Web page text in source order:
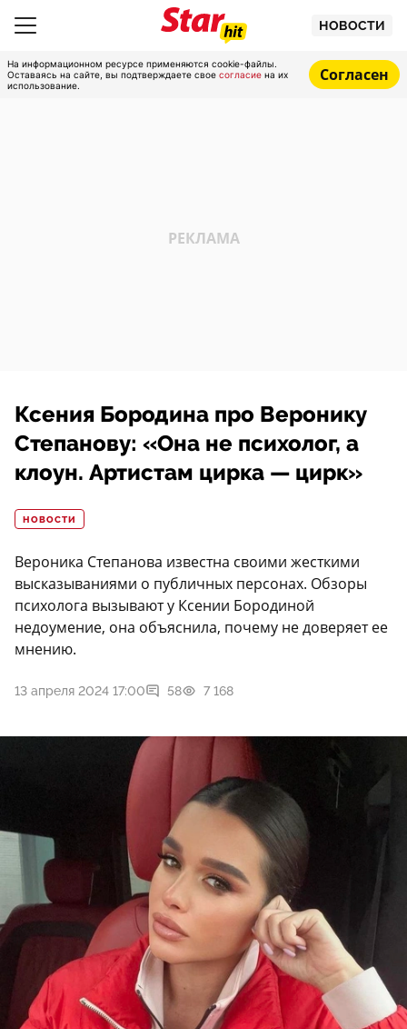
НОВОСТИ
На информационном ресурсе применяются cookie-файлы.
Оставаясь на сайте, вы подтверждаете свое согласие на их
использование.
Согласен
Ксения Бородина про Веронику
Степанову: «Она не психолог, а
клоун. Артистам цирка — цирк»
НОВОСТИ
Вероника Степанова известна своими жесткими
высказываниями о публичных персонах. Обзоры
психолога вызывают у Ксении Бородиной
недоумение, она объяснила, почему не доверяет ее
мнению.
13 апреля 2024 17:00 58 7 168